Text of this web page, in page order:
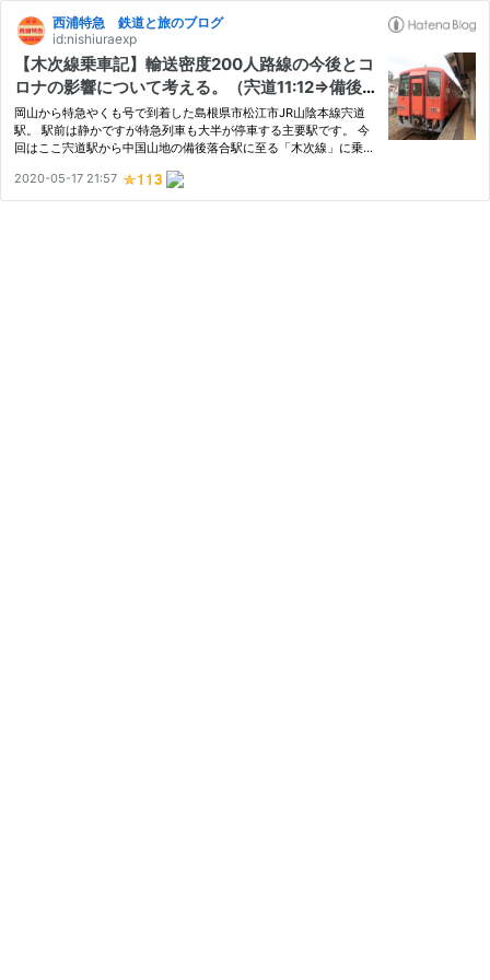
西浦特急 鉄道と旅のブログ
id:nishiuraexp
【木次線乗車記】輸送密度200人路線の今後とコ
ロナの影響について考える。（宍道11:12⇒備後
落合14:33）
岡山から特急やくも号で到着した島根県市松江市JR山陰本線宍道
駅。 駅前は静かですが特急列車も大半が停車する主要駅です。 今
回はここ宍道駅から中国山地の備後落合駅に至る「木次線」に乗
の福山へ抜け、出発地の岡山にもどる行程を予定しています。 時
刻表…
2020-05-17 21:57